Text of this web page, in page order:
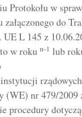
Protokołu w
do
L 145 z
w roku n-1 lub
(WE) nr 479/2009
procedury